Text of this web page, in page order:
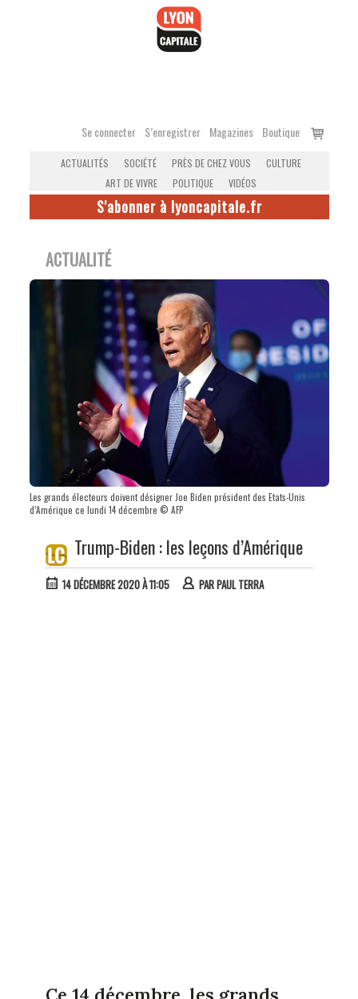
Se connecter S’enregistrer Magazines Boutique
Voir
ACTUALITÉS SOCIÉTÉ PRÈS DE CHEZ VOUS
CULTURE
ART DE VIVRE
POLITIQUE VIDÉOS
S'abonner à lyoncapitale.fr
ACTUALITÉ
Les grands électeurs doivent désigner Joe Biden président des Etats-Unis
d’Amérique ce lundi 14 décembre © AFP
Trump-Biden : les leçons d’Amérique
14 DÉCEMBRE 2020 À 11:05 PARPAUL TERRA